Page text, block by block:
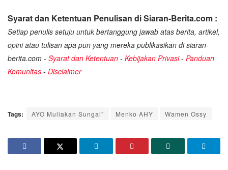
Syarat dan Ketentuan Penulisan di Siaran-Berita.com :
Setiap penulis setuju untuk bertanggung jawab atas berita, artikel,
opini atau tulisan apa pun yang mereka publikasikan di siaran-
berita.com - Syarat dan Ketentuan - Kebijakan Privasi- Panduan
Komunitas - Disclaimer
Tags: AYO Muliakan Sungai” Menko AHY Wamen Ossy